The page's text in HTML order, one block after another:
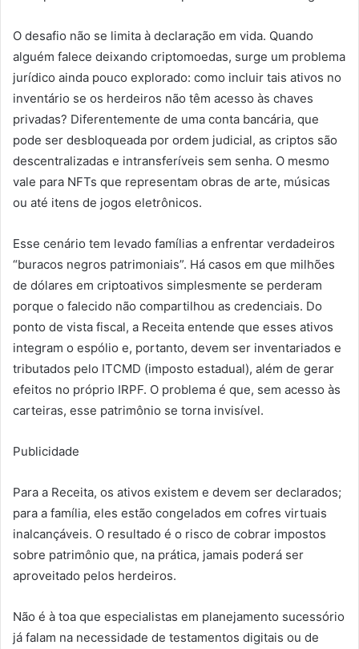
O desafio não se limita à declaração em vida. Quando
alguém falece deixando criptomoedas, surge um problema
jurídico ainda pouco explorado: como incluir tais ativos no
inventário se os herdeiros não têm acesso às chaves
privadas? Diferentemente de uma conta bancária, que
pode ser desbloqueada por ordem judicial, as criptos são
descentralizadas e intransferíveis sem senha. O mesmo
vale para NFTs que representam obras de arte, músicas
ou até itens de jogos eletrônicos.
Esse cenário tem levado famílias a enfrentar verdadeiros
“buracos negros patrimoniais”. Há casos em que milhões
de dólares em criptoativos simplesmente se perderam
porque o falecido não compartilhou as credenciais. Do
ponto de vista fiscal, a Receita entende que esses ativos
integram o espólio e, portanto, devem ser inventariados e
tributados pelo ITCMD (imposto estadual), além de gerar
efeitos no próprio IRPF. O problema é que, sem acesso às
carteiras, esse patrimônio se torna invisível.
Publicidade
Para a Receita, os ativos existem e devem ser declarados;
para a família, eles estão congelados em cofres virtuais
inalcançáveis. O resultado é o risco de cobrar impostos
sobre patrimônio que, na prática, jamais poderá ser
aproveitado pelos herdeiros.
Não é à toa que especialistas em planejamento sucessório
já falam na necessidade de testamentos digitais ou de